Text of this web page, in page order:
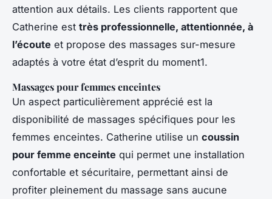
attention aux détails. Les clients rapportent que
Catherine est très professionnelle, attentionnée, à
l’écoute et propose des massages sur-mesure
adaptés à votre état d’esprit du moment1.
Massages pour femmes enceintes
Un aspect particulièrement apprécié est la
disponibilité de massages spécifiques pour les
femmes enceintes. Catherine utilise un coussin
pour femme enceinte qui permet une installation
confortable et sécuritaire, permettant ainsi de
profiter pleinement du massage sans aucune